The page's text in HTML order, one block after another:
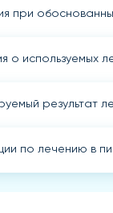
при
о используемых
результат
по лечению в